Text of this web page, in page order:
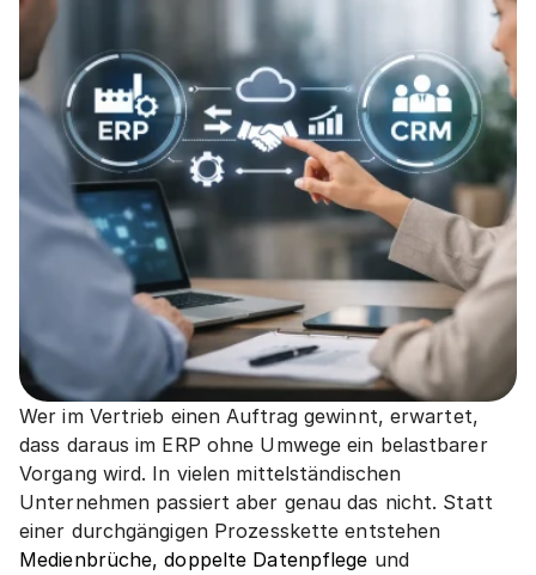
Wer im Vertrieb einen Auftrag gewinnt, erwartet,
dass daraus im ERP ohne Umwege ein belastbarer
Vorgang wird. In vielen mittelständischen
Unternehmen passiert aber genau das nicht. Statt
Medienbrüche, doppelte Datenpflege und